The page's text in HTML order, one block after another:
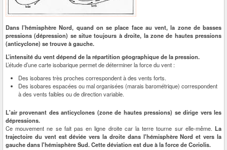
Dans l’hémisphère Nord, quand on se place face au vent, la zone de basses
pressions (dépression) se situe toujours à droite, la zone de hautes pressions
(anticyclone) se trouve à gauche.
L’intensité du vent dépend de la répartition géographique de la pression.
L’étude d’une carte isobarique permet de déterminer la force du vent :
Des isobares très proches correspondent à des vents forts.
Des isobares espacées ou mal organisées (marais barométrique) correspondent
à des vents faibles ou de direction variable.
L'air provenant des anticyclones (zone de hautes pressions) se dirige vers les
dépressions.
Ce mouvement ne se fait pas en ligne droite car la terre tourne sur elle-même. La
trajectoire du vent est déviée vers la droite dans l'hémisphère Nord et vers la
gauche dans l'hémisphère Sud. Cette déviation est due à la force de Coriolis.